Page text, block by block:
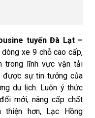
tuyến Đà Lạt –
xe 9 chỗ cao cấp,
trong lĩnh vực vận tải
được sự tin tưởng của
du lịch. Luôn ý thức
mới, nâng cấp chất
hơn, Lạc Hồng